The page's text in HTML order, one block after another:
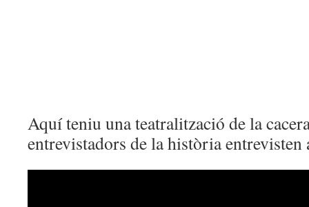
Aquí teniu una teatralització de la
entrevistadors de la història